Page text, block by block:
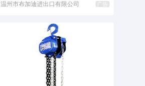
温州市布加迪进出口有限公司 广告